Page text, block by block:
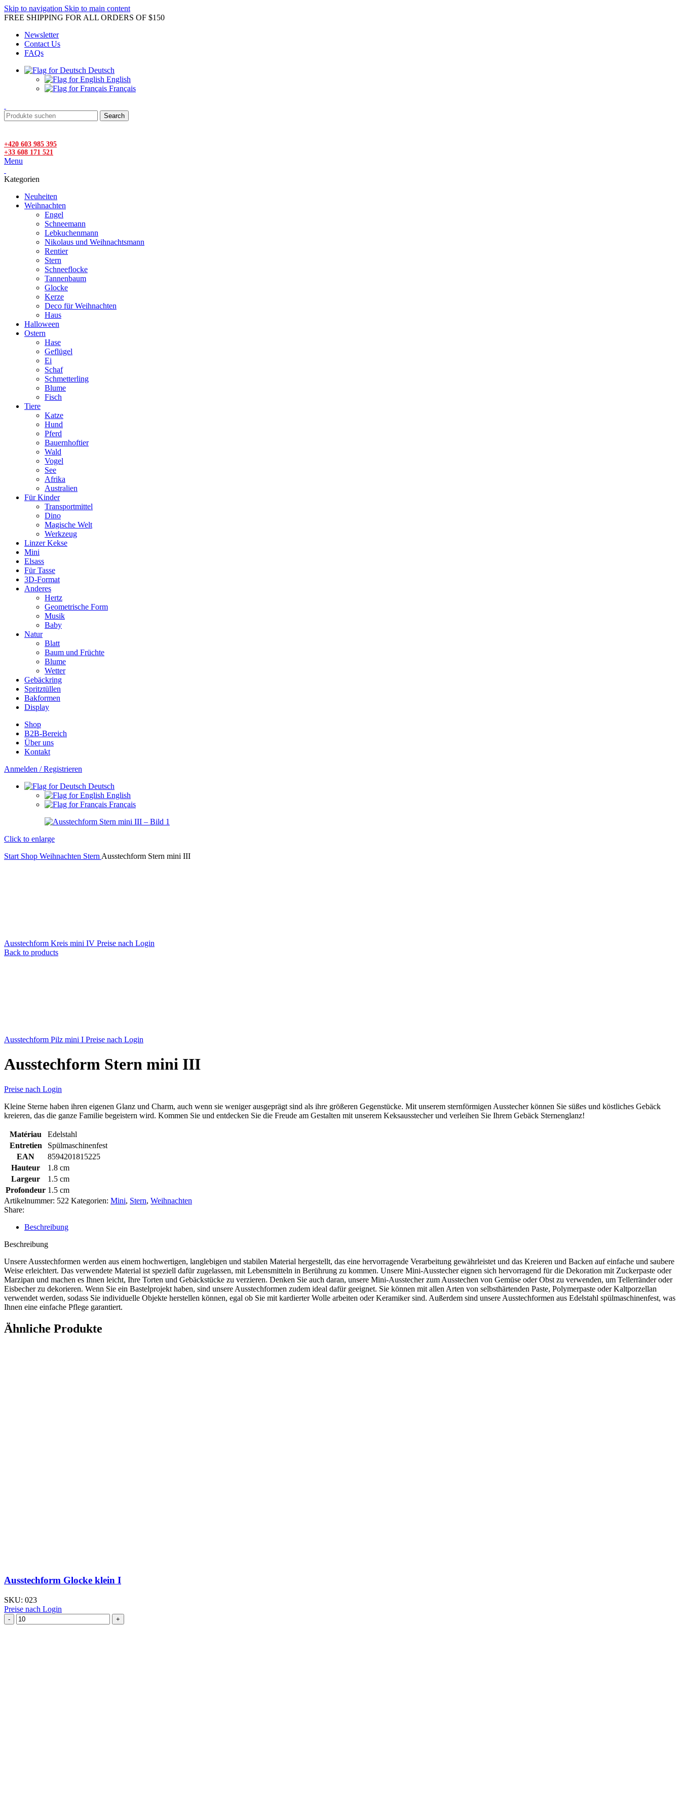
Skip to navigation Skip to main content
FREE SHIPPING FOR ALL ORDERS OF $150
Newsletter
Contact Us
FAQs
Deutsch
English
Français
Search
+420 603 985 395
+33 608 171 521
Menu
Kategorien
Neuheiten
Weihnachten
Engel
Schneemann
Lebkuchenmann
Nikolaus und Weihnachtsmann
Rentier
Stern
Schneeflocke
Tannenbaum
Glocke
Kerze
Deco für Weihnachten
Haus
Halloween
Ostern
Hase
Geflügel
Ei
Schaf
Schmetterling
Blume
Fisch
Tiere
Katze
Hund
Pferd
Bauernhoftier
Wald
Vogel
See
Afrika
Australien
Für Kinder
Transportmittel
Dino
Magische Welt
Werkzeug
Linzer Kekse
Mini
Elsass
Für Tasse
3D-Format
Anderes
Hertz
Geometrische Form
Musik
Baby
Natur
Blatt
Baum und Früchte
Blume
Wetter
Gebäckring
Spritztüllen
Bakformen
Display
Shop
B2B-Bereich
Über uns
Kontakt
Anmelden / Registrieren
Deutsch
English
Français
Click to enlarge
Start Shop Weihnachten Stern Ausstechform Stern mini III
Ausstechform Kreis mini IV Preise nach Login
Back to products
Ausstechform Pilz mini I Preise nach Login
Ausstechform Stern mini III
Preise nach Login
Kleine Sterne haben ihren eigenen Glanz und Charm, auch wenn sie weniger ausgeprägt sind als ihre größeren Gegenstücke. Mit unserem sternförmigen Ausstecher können Sie süßes und köstliches Gebäck
kreieren, das die ganze Familie begeistern wird. Kommen Sie und entdecken Sie die Freude am Gestalten mit unserem Keksausstecher und verleihen Sie Ihrem Gebäck Sternenglanz!
Matériau
Edelstahl
Entretien
Spülmaschinenfest
EAN
8594201815225
Hauteur
1.8 cm
Largeur
1.5 cm
Profondeur 1.5 cm
Artikelnummer: 522 Kategorien: Mini, Stern, Weihnachten
Share:
Beschreibung
Beschreibung
Unsere Ausstechformen werden aus einem hochwertigen, langlebigen und stabilen Material hergestellt, das eine hervorragende Verarbeitung gewährleistet und das Kreieren und Backen auf einfache und saubere
Weise erleichtert. Das verwendete Material ist speziell dafür zugelassen, mit Lebensmitteln in Berührung zu kommen. Unsere Mini-Ausstecher eignen sich hervorragend für die Dekoration mit Zuckerpaste oder
Marzipan und machen es Ihnen leicht, Ihre Torten und Gebäckstücke zu verzieren. Denken Sie auch daran, unsere Mini-Ausstecher zum Ausstechen von Gemüse oder Obst zu verwenden, um Tellerränder oder
Eisbecher zu dekorieren. Wenn Sie ein Bastelprojekt haben, sind unsere Ausstechformen zudem ideal dafür geeignet. Sie können mit allen Arten von selbsthärtenden Paste, Polymerpaste oder Kaltporzellan
verwendet werden, sodass Sie individuelle Objekte herstellen können, egal ob Sie mit kardierter Wolle arbeiten oder Keramiker sind. Außerdem sind unsere Ausstechformen aus Edelstahl spülmaschinenfest, was
Ihnen eine einfache Pflege garantiert.
Ähnliche Produkte
Ausstechform Glocke klein I
SKU: 023
Preise nach Login
Ausstechform Glocke
klein